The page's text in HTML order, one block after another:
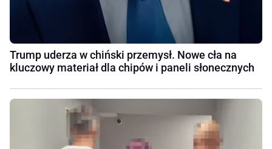
Trump uderza w chiński przemysł. Nowe cła na
kluczowy materiał dla chipów i paneli słonecznych